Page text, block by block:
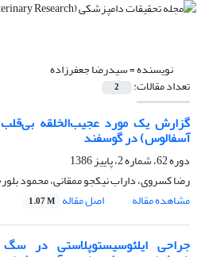
نویسنده =سیدرضا جعفرزاده
تعداد مقالات: 2
گزارش یک مورد عجیب‌الخلقه
آسفالوس) در گوسفند
دوره 62، شماره 2، پاییز 1386
رضا کسروی، داراب نیکجو ممقانی، محمود
مشاهده مقاله
اصل مقاله 1.07 M
جراحی ایلئوسیستوپلاستی در سگ